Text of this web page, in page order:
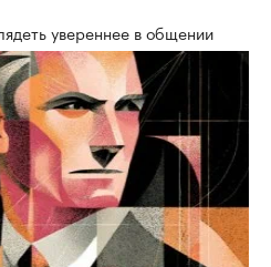
увереннее в общении